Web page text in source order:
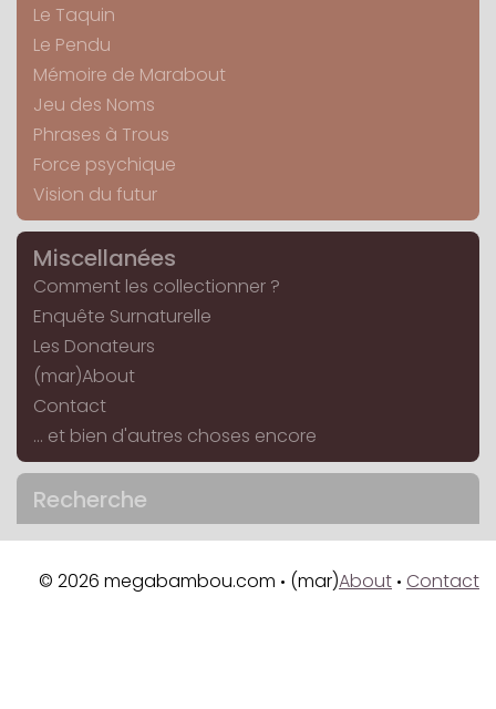
Le Taquin
Le Pendu
Mémoire de Marabout
Jeu des Noms
Phrases à Trous
Force psychique
Vision du futur
Miscellanées
Comment les collectionner ?
Enquête Surnaturelle
Les Donateurs
(mar)About
Contact
... et bien d'autres choses encore
Recherche
© 2026 megabambou.com • (mar)About • Contact